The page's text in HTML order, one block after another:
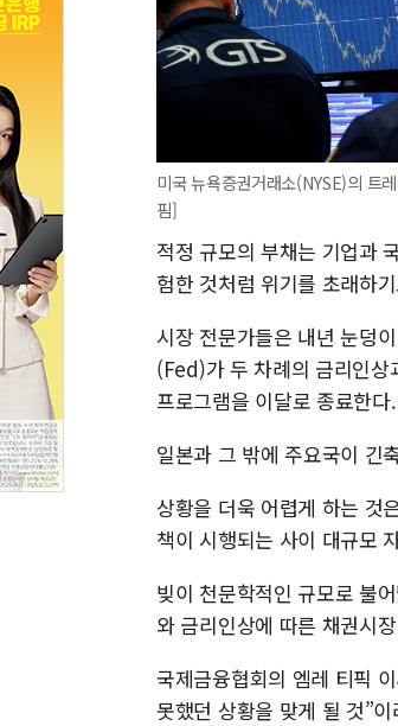
미국 뉴욕증권거래소(NYSE)의 트
핌]
적정 규모의 부채는 기업과
험한 것처럼 위기를 초래하
시장 전문가들은 내년 눈덩
(Fed)가 두 차례의 금리인상
프로그램을 이달로 종료한다.
일본과 그 밖에 주요국이 긴
상황을 더욱 어렵게 하는 것
책이 시행되는 사이 대규모
빚이 천문학적인 규모로 불
와 금리인상에 따른 채권시
국제금융협회의 엠레 티픽
못했던 상황을 맞게 될 것”